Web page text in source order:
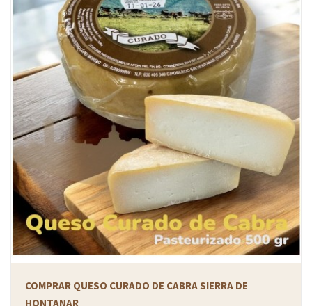
COMPRAR QUESO CURADO DE CABRA SIERRA DE
HONTANAR